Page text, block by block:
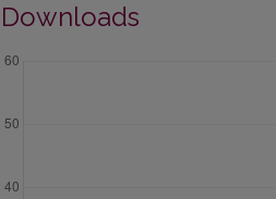
Downloads